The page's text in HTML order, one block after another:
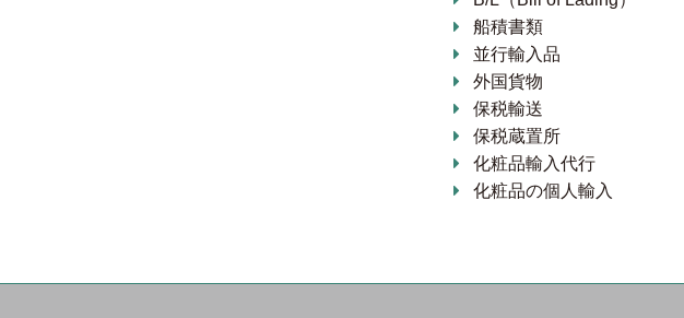
船積書類
並行輸入品
外国貨物
保税輸送
保税蔵置所
化粧品輸入代行
化粧品の個人輸入